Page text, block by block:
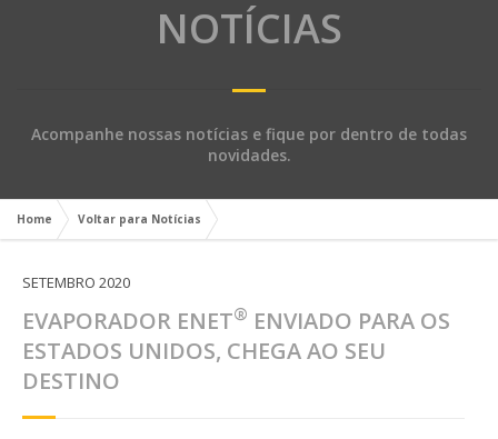
NOTÍCIAS
Acompanhe nossas notícias e fique por dentro de todas
novidades.
Home Voltar para Notícias
SETEMBRO 2020
EVAPORADOR ENET® ENVIADO PARA OS
ESTADOS UNIDOS, CHEGA AO SEU
DESTINO